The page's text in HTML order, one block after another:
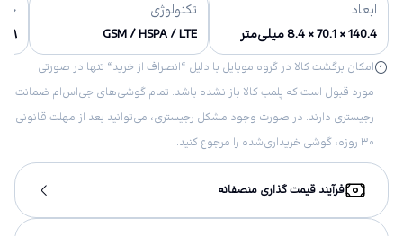
ابعاد
140.4 × 70.1 × 8.4 میلی‌متر
تکنولوژی
GSM / HSPA / LTE
۸ گیگابایت
امکان برگشت کالا در گروه موبایل با دلیل “انصراف از خرید“ تنها در صورتی
مورد قبول است که پلمب کالا باز نشده باشد. تمام گوشی‌های جی‌اس‌ام ضمانت
رجیستری دارند. در صورت وجود مشکل رجیستری، می‌توانید بعد از مهلت قانونی
۳۰ روزه، گوشی خریداری‌شده را مرجوع کنید.
فرآیند قیمت گذاری منصفانه